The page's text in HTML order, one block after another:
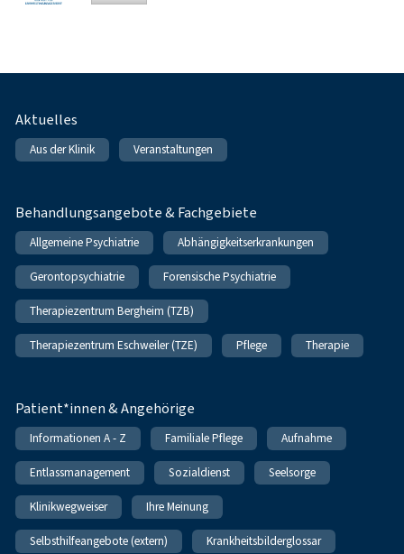
Fußnavigation
Aktuelles
Aus der Klinik Veranstaltungen
Behandlungsangebote & Fachgebiete
Allgemeine Psychiatrie Abhängigkeitserkrankungen
Gerontopsychiatrie Forensische Psychiatrie
Therapiezentrum Bergheim (TZB)
Therapiezentrum Eschweiler (TZE) Pflege Therapie
Patient*innen & Angehörige
Informationen A - Z Familiale Pflege Aufnahme
Entlassmanagement Sozialdienst Seelsorge
Klinikwegweiser Ihre Meinung
Selbsthilfeangebote (extern) Krankheitsbilderglossar